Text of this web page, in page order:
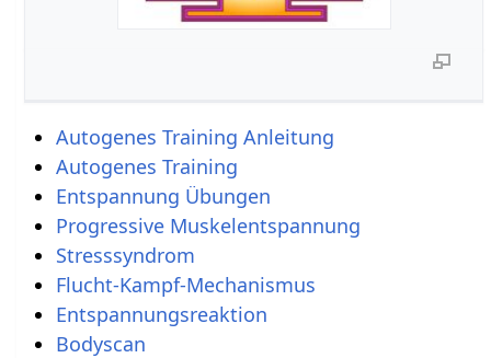
Autogenes Training Anleitung
Autogenes Training
Entspannung Übungen
Progressive Muskelentspannung
Stresssyndrom
Flucht-Kampf-Mechanismus
Entspannungsreaktion
Bodyscan